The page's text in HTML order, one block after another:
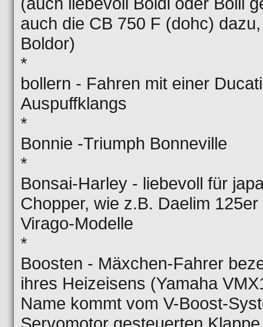
auch die CB 750 F (dohc)
Boldor)
*
bollern - Fahren mit einer
Auspuffklangs
*
Bonnie -Triumph Bonneville
*
Bonsai-Harley - liebevoll für
Chopper, wie z.B. Daelim
Virago-Modelle
*
Boosten - Mäxchen-Fahrer
ihres Heizeisens (Yamaha
Name kommt vom V-Boost-